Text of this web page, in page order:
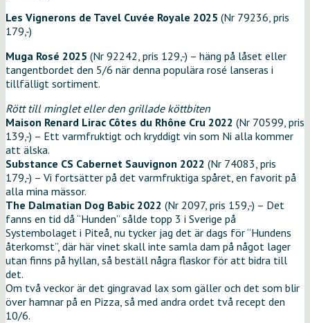
Les Vignerons de Tavel Cuvée Royale 2025 (Nr 79236, pris
179,-)
Muga Rosé 2025 (Nr 92242, pris 129,-) – häng på låset eller
tangentbordet den 5/6 när denna populära rosé lanseras i
tillfälligt sortiment.
Rött till minglet eller den grillade köttbiten
Maison Renard Lirac Côtes du Rhône Cru 2022 (Nr 70599, pris
139,-) – Ett varmfruktigt och kryddigt vin som Ni alla kommer
att älska.
Substance CS Cabernet Sauvignon 2022 (Nr 74083, pris
179,-) – Vi fortsätter på det varmfruktiga spåret, en favorit på
alla mina mässor.
The Dalmatian Dog Babic 2022 (Nr 2097, pris 159,-) – Det
fanns en tid då “Hunden” sålde topp 3 i Sverige på
Systembolaget i Piteå, nu tycker jag det är dags för “Hundens
återkomst”, där här vinet skall inte samla dam på något lager
utan finns på hyllan, så beställ några flaskor för att bidra till
det.
Om två veckor är det gingravad lax som gäller och det som blir
över hamnar på en Pizza, så med andra ordet två recept den
10/6.